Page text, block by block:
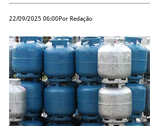
22/09/2025 06:00Por Redação